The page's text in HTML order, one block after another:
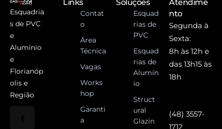
Esquadria
s de PVC
e
Alumínio
e
Florianóp
olis e
Região
Links
Contat
o
Área
Técnica
Vagas
Works
hop
Garanti
a
Soluções
Esquad
rias de
PVC
Esquad
rias de
Alumín
io
Struct
ural
Glazin
Atendime
nto
Segunda à
Sexta:
8h às 12h e
das 13h15 às
18h
(48) 3557-
1712